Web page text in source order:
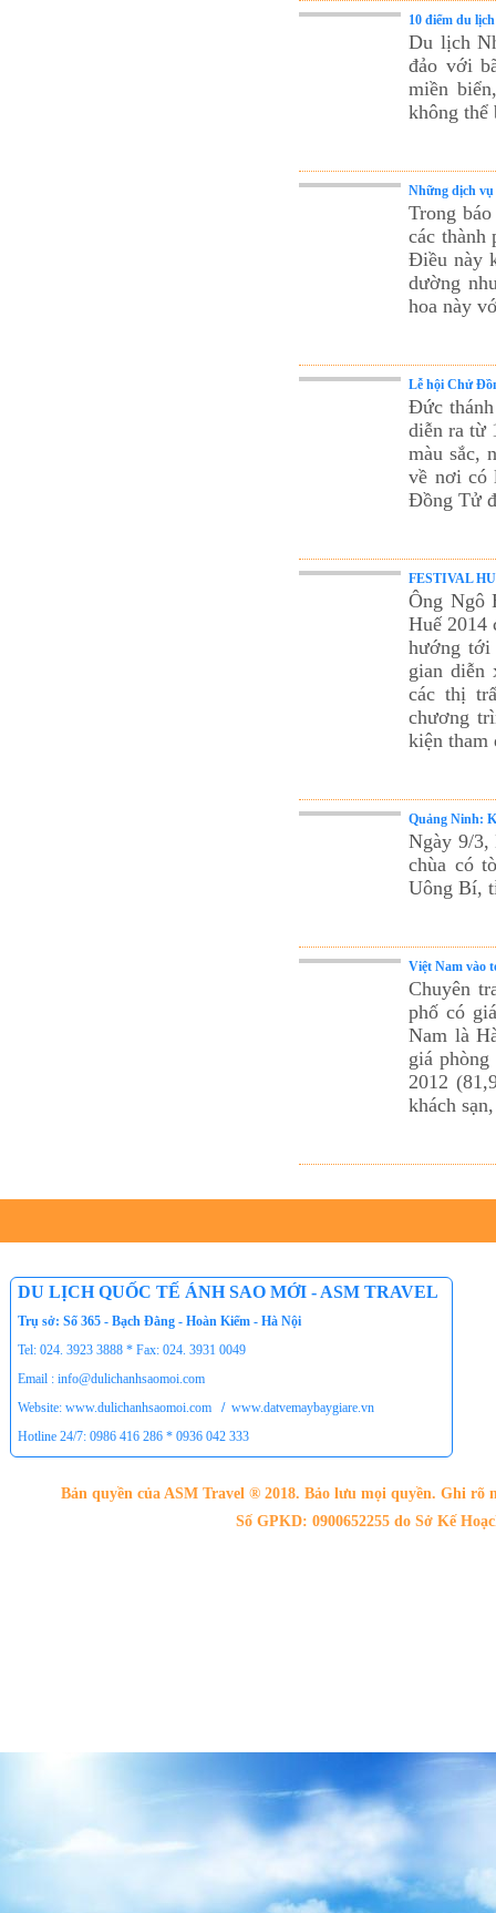
10 điểm du
Du lịch
đảo với
miền
không thể
Những dịch
Trong
các thành
Điều này
dường
hoa này
Lễ hội Chử
Đức
diễn ra từ
màu sắc,
về nơi có
Đồng Tử
FESTIVAL
Ông Ngô
Huế 2014
hướng tới
gian diễn
các thị
chương
kiện tham
Quảng Ninh:
Ngày 9/3,
chùa có
Uông Bí,
Việt Nam vào
Chuyên
phố có
Nam là
giá
2012
khách
DU LỊCH QUỐC TẾ ÁNH SAO MỚI - ASM TRAVEL
Trụ sở: Số 365 - Bạch Đằng - Hoàn Kiếm - Hà Nội
Tel: 024. 3923 3888 * Fax: 024. 3931 0049
Email : info@dulichanhsaomoi.com
Website: www.dulichanhsaomoi.com
/ www.datvemaybaygiare.vn
Hotline 24/7: 0986 416 286 * 0936 042 333
Bản quyền của ASM Travel ® 2018. Bảo lưu mọi quyền. Ghi
Số GPKD: 0900652255 do Sở Kế